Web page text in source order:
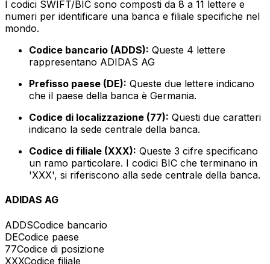
I codici SWIFT/BIC sono composti da 8 a 11 lettere e
numeri per identificare una banca e filiale specifiche nel
mondo.
Codice bancario (ADDS): Queste 4 lettere
rappresentano ADIDAS AG
Prefisso paese (DE): Queste due lettere indicano
che il paese della banca è Germania.
Codice di localizzazione (77): Questi due caratteri
indicano la sede centrale della banca.
Codice di filiale (XXX): Queste 3 cifre specificano
un ramo particolare. I codici BIC che terminano in
'XXX', si riferiscono alla sede centrale della banca.
ADIDAS AG
ADDSCodice bancario
DECodice paese
77Codice di posizione
XXXCodice filiale